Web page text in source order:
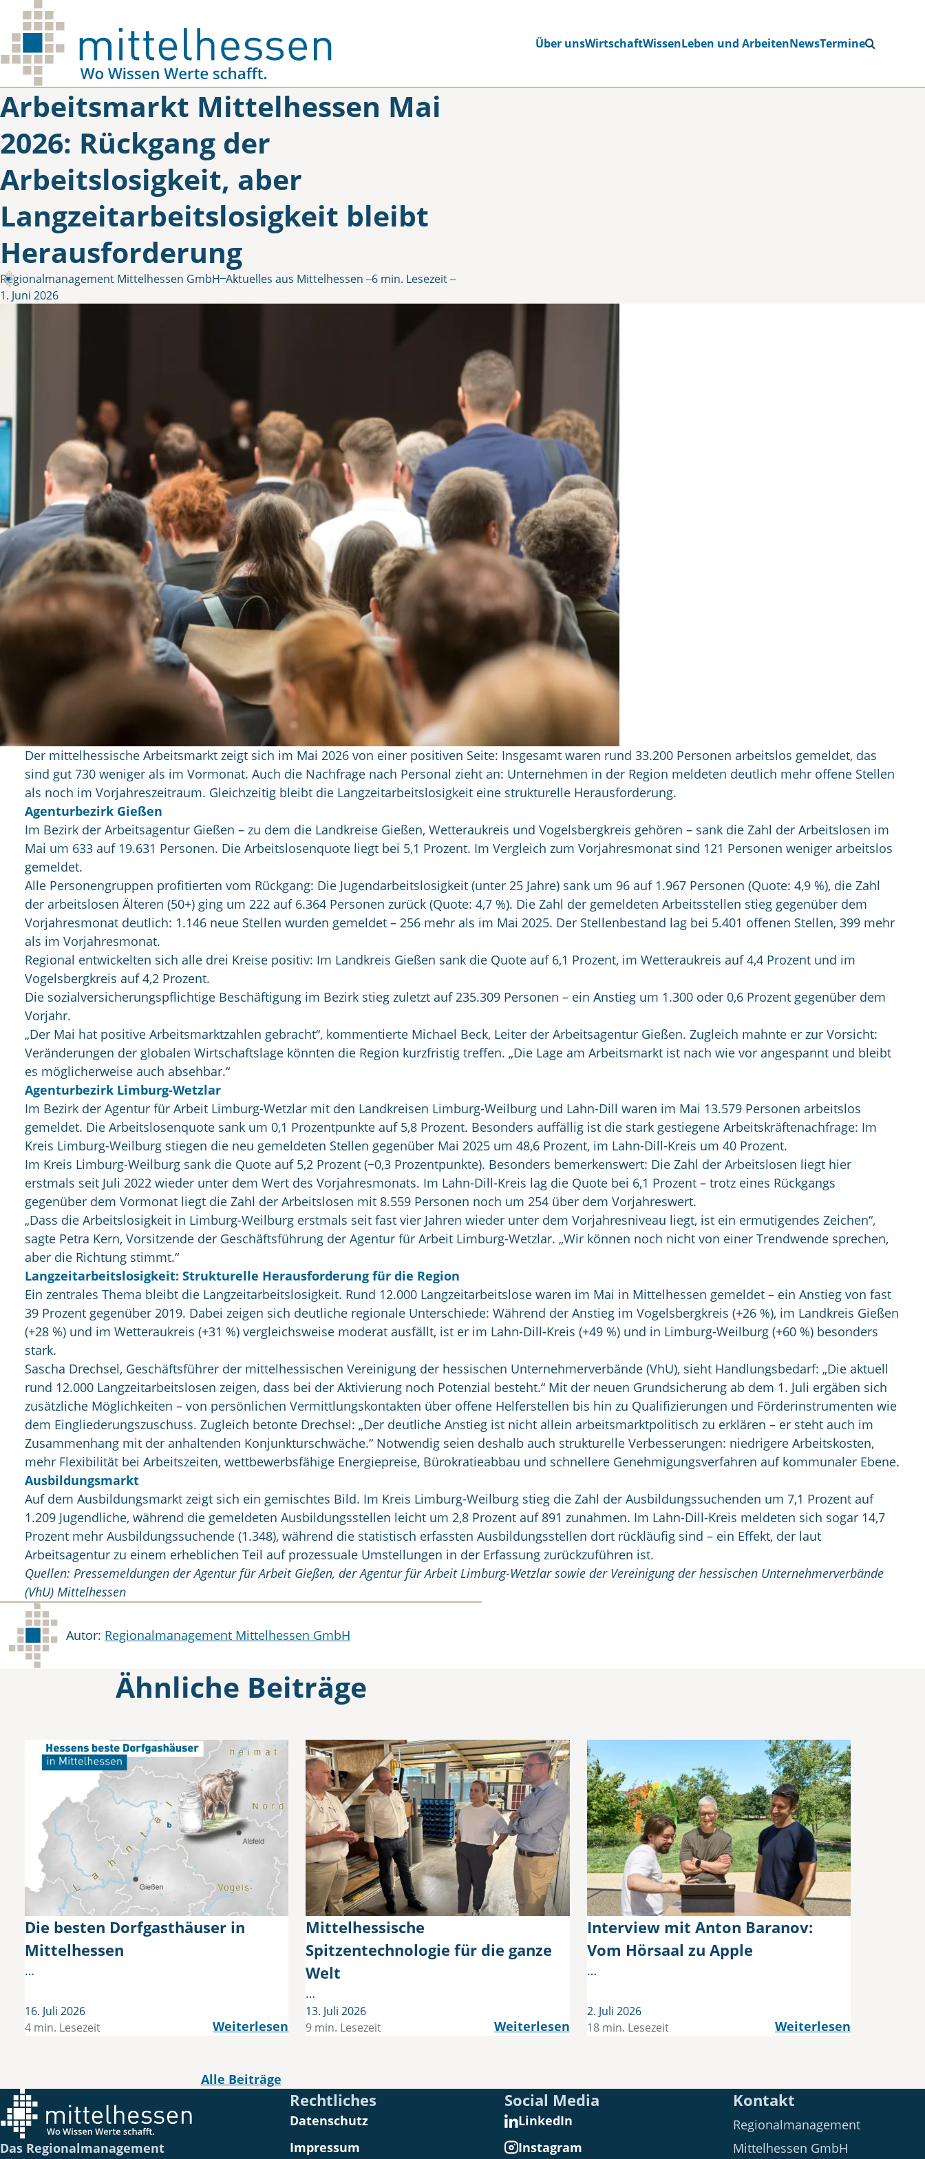
Skip to main content
Über unsWirtschaftWissenLeben und ArbeitenNewsTermine
Arbeitsmarkt Mittelhessen Mai
2026: Rückgang der
Arbeitslosigkeit, aber
Langzeitarbeitslosigkeit bleibt
Herausforderung
Gepostet von
Regionalmanagement Mittelhessen GmbH in
Aktuelles aus Mittelhessen
6 min. Lesezeit
1. Juni 2026
Der mittelhessische Arbeitsmarkt zeigt sich im Mai 2026 von einer positiven Seite: Insgesamt waren rund 33.200 Personen arbeitslos gemeldet, das
sind gut 730 weniger als im Vormonat. Auch die Nachfrage nach Personal zieht an: Unternehmen in der Region meldeten deutlich mehr offene Stellen
als noch im Vorjahreszeitraum. Gleichzeitig bleibt die Langzeitarbeitslosigkeit eine strukturelle Herausforderung.
Agenturbezirk Gießen
Im Bezirk der Arbeitsagentur Gießen – zu dem die Landkreise Gießen, Wetteraukreis und Vogelsbergkreis gehören – sank die Zahl der Arbeitslosen im
Mai um 633 auf 19.631 Personen. Die Arbeitslosenquote liegt bei 5,1 Prozent. Im Vergleich zum Vorjahresmonat sind 121 Personen weniger arbeitslos
gemeldet.
Alle Personengruppen profitierten vom Rückgang: Die Jugendarbeitslosigkeit (unter 25 Jahre) sank um 96 auf 1.967 Personen (Quote: 4,9 %), die Zahl
der arbeitslosen Älteren (50+) ging um 222 auf 6.364 Personen zurück (Quote: 4,7 %). Die Zahl der gemeldeten Arbeitsstellen stieg gegenüber dem
Vorjahresmonat deutlich: 1.146 neue Stellen wurden gemeldet – 256 mehr als im Mai 2025. Der Stellenbestand lag bei 5.401 offenen Stellen, 399 mehr
als im Vorjahresmonat.
Regional entwickelten sich alle drei Kreise positiv: Im Landkreis Gießen sank die Quote auf 6,1 Prozent, im Wetteraukreis auf 4,4 Prozent und im
Vogelsbergkreis auf 4,2 Prozent.
Die sozialversicherungspflichtige Beschäftigung im Bezirk stieg zuletzt auf 235.309 Personen – ein Anstieg um 1.300 oder 0,6 Prozent gegenüber dem
Vorjahr.
„Der Mai hat positive Arbeitsmarktzahlen gebracht“, kommentierte Michael Beck, Leiter der Arbeitsagentur Gießen. Zugleich mahnte er zur Vorsicht:
Veränderungen der globalen Wirtschaftslage könnten die Region kurzfristig treffen. „Die Lage am Arbeitsmarkt ist nach wie vor angespannt und bleibt
es möglicherweise auch absehbar.“
Agenturbezirk Limburg-Wetzlar
Im Bezirk der Agentur für Arbeit Limburg-Wetzlar mit den Landkreisen Limburg-Weilburg und Lahn-Dill waren im Mai 13.579 Personen arbeitslos
gemeldet. Die Arbeitslosenquote sank um 0,1 Prozentpunkte auf 5,8 Prozent. Besonders auffällig ist die stark gestiegene Arbeitskräftenachfrage: Im
Kreis Limburg-Weilburg stiegen die neu gemeldeten Stellen gegenüber Mai 2025 um 48,6 Prozent, im Lahn-Dill-Kreis um 40 Prozent.
Im Kreis Limburg-Weilburg sank die Quote auf 5,2 Prozent (−0,3 Prozentpunkte). Besonders bemerkenswert: Die Zahl der Arbeitslosen liegt hier
erstmals seit Juli 2022 wieder unter dem Wert des Vorjahresmonats. Im Lahn-Dill-Kreis lag die Quote bei 6,1 Prozent – trotz eines Rückgangs
gegenüber dem Vormonat liegt die Zahl der Arbeitslosen mit 8.559 Personen noch um 254 über dem Vorjahreswert.
„Dass die Arbeitslosigkeit in Limburg-Weilburg erstmals seit fast vier Jahren wieder unter dem Vorjahresniveau liegt, ist ein ermutigendes Zeichen“,
sagte Petra Kern, Vorsitzende der Geschäftsführung der Agentur für Arbeit Limburg-Wetzlar. „Wir können noch nicht von einer Trendwende sprechen,
aber die Richtung stimmt.“
Langzeitarbeitslosigkeit: Strukturelle Herausforderung für die Region
Ein zentrales Thema bleibt die Langzeitarbeitslosigkeit. Rund 12.000 Langzeitarbeitslose waren im Mai in Mittelhessen gemeldet – ein Anstieg von fast
39 Prozent gegenüber 2019. Dabei zeigen sich deutliche regionale Unterschiede: Während der Anstieg im Vogelsbergkreis (+26 %), im Landkreis Gießen
(+28 %) und im Wetteraukreis (+31 %) vergleichsweise moderat ausfällt, ist er im Lahn-Dill-Kreis (+49 %) und in Limburg-Weilburg (+60 %) besonders
stark.
Sascha Drechsel, Geschäftsführer der mittelhessischen Vereinigung der hessischen Unternehmerverbände (VhU), sieht Handlungsbedarf: „Die aktuell
rund 12.000 Langzeitarbeitslosen zeigen, dass bei der Aktivierung noch Potenzial besteht.“ Mit der neuen Grundsicherung ab dem 1. Juli ergäben sich
zusätzliche Möglichkeiten – von persönlichen Vermittlungskontakten über offene Helferstellen bis hin zu Qualifizierungen und Förderinstrumenten wie
dem Eingliederungszuschuss. Zugleich betonte Drechsel: „Der deutliche Anstieg ist nicht allein arbeitsmarktpolitisch zu erklären – er steht auch im
Zusammenhang mit der anhaltenden Konjunkturschwäche.“ Notwendig seien deshalb auch strukturelle Verbesserungen: niedrigere Arbeitskosten,
mehr Flexibilität bei Arbeitszeiten, wettbewerbsfähige Energiepreise, Bürokratieabbau und schnellere Genehmigungsverfahren auf kommunaler Ebene.
Ausbildungsmarkt
Auf dem Ausbildungsmarkt zeigt sich ein gemischtes Bild. Im Kreis Limburg-Weilburg stieg die Zahl der Ausbildungssuchenden um 7,1 Prozent auf
1.209 Jugendliche, während die gemeldeten Ausbildungsstellen leicht um 2,8 Prozent auf 891 zunahmen. Im Lahn-Dill-Kreis meldeten sich sogar 14,7
Prozent mehr Ausbildungssuchende (1.348), während die statistisch erfassten Ausbildungsstellen dort rückläufig sind – ein Effekt, der laut
Arbeitsagentur zu einem erheblichen Teil auf prozessuale Umstellungen in der Erfassung zurückzuführen ist.
Quellen: Pressemeldungen der Agentur für Arbeit Gießen, der Agentur für Arbeit Limburg-Wetzlar sowie der Vereinigung der hessischen Unternehmerverbände
(VhU) Mittelhessen
Autor: Autor
Regionalmanagement Mittelhessen GmbH
Ähnliche Beiträge
Die besten Dorfgasthäuser in
Mittelhessen
…
16. Juli 2026
4 min. Lesezeit
Weiterlesen
Mittelhessische
Spitzentechnologie für die ganze
Welt
…
13. Juli 2026
9 min. Lesezeit
Weiterlesen
Interview mit Anton Baranov:
Vom Hörsaal zu Apple
…
2. Juli 2026
18 min. Lesezeit
Weiterlesen
Alle Beiträge
Das Regionalmanagement
Rechtliches
Datenschutz
Impressum
Social Media
LinkedIn
Instagram
Kontakt
Regionalmanagement
Mittelhessen GmbH